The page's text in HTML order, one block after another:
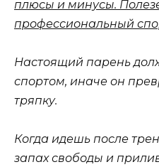
плюсы и минусы.
профессиональный
Настоящий парень
спортом, иначе он
тряпку.
Когда идешь после
запах свободы и